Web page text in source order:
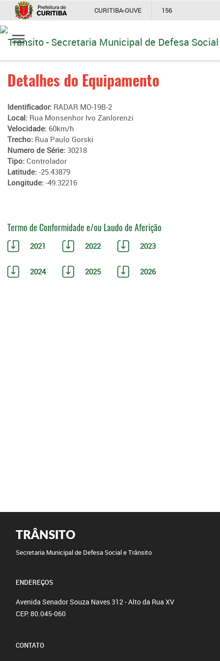
CURITIBA-OUVE 156
Ir
para
conteúdo
Detalhes do Equipamento
Identificador: RADAR MO-19B-2
Local: Rua Monsenhor Ivo Zanlorenzi
Velocidade: 60km/h
Trecho: Rua Paulo Gorski
Numero de Série: 30218
Tipo: Controlador
Latitude: -25.43879
Longitude: -49.32216
Termo de Conformidade e/ou Laudo de Aferição
2021 2022 2023
2024 2025 2026
TRÂNSITO
Secretaria Municipal de Defesa Social e Trânsito
ENDEREÇOS
Avenida Senador Souza Naves 312 - Alto da Rua XV
CEP: 80.045-060
CONTATO